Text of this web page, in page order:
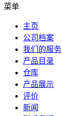
菜单
主页
公司档案
我们的服务
产品目录
仓库
产品展示
评价
新闻